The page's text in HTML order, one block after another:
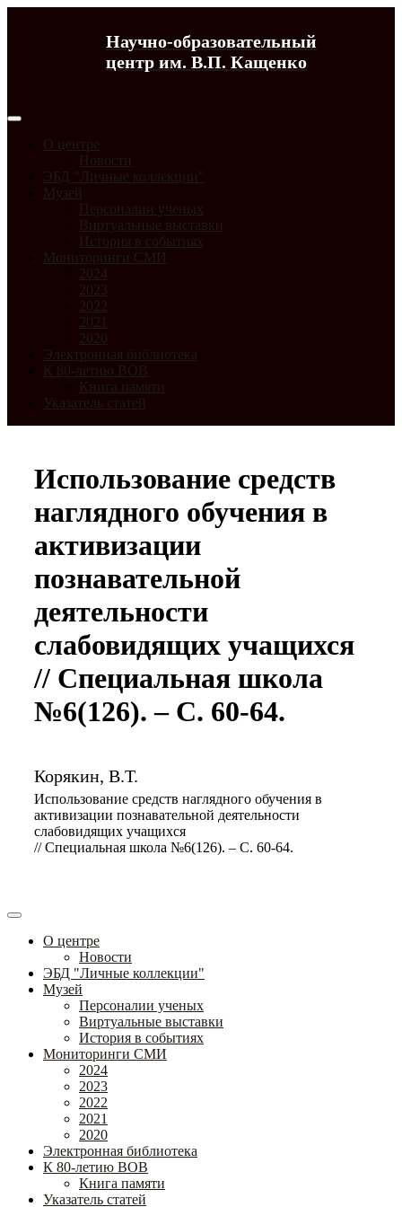
Научно-образовательный
центр им. В.П. Кащенко
О центре
Новости
ЭБД "Личные коллекции"
Музей
Персоналии ученых
Виртуальные выставки
История в событиях
Мониторинги СМИ
2024
2023
2022
2021
2020
Электронная библиотека
К 80-летию ВОВ
Книга памяти
Указатель статей
Использование средств
наглядного обучения в
активизации
познавательной
деятельности
слабовидящих учащихся
// Специальная школа
№6(126). – С. 60-64.
Корякин, В.Т.
Использование средств наглядного обучения в
активизации познавательной деятельности
слабовидящих учащихся
// Специальная школа №6(126). – С. 60-64.
О центре
Новости
ЭБД "Личные коллекции"
Музей
Персоналии ученых
Виртуальные выставки
История в событиях
Мониторинги СМИ
2024
2023
2022
2021
2020
Электронная библиотека
К 80-летию ВОВ
Книга памяти
Указатель статей